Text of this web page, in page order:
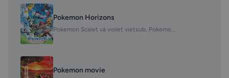
Pokemon Horizons
Pokemon Scalet và violet vietsub, Pokemo...
Pokemon movie